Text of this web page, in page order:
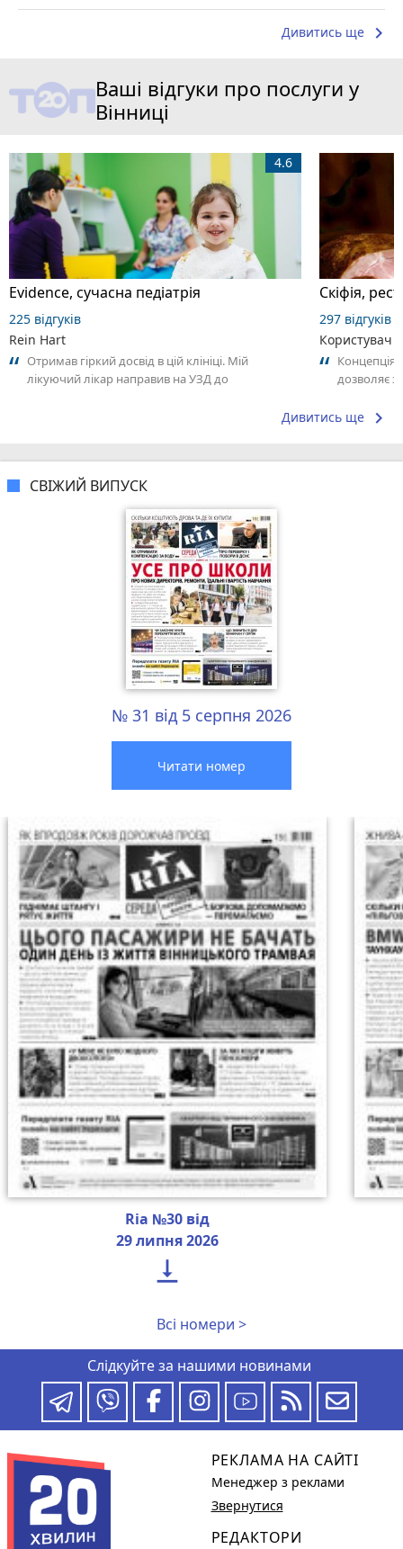
Дивитись ще keyboard_arrow_right
Ваші відгуки про послуги у
Вінниці
Evidence, сучасна педіатрія
4.6
225 відгуків
Rein Hart
Отримав гіркий досвід в цій клініці. Мій
лікуючий лікар направив на УЗД до
Скіфія,
297 відгуків
Користувач
дозволяє
Дивитись ще keyboard_arrow_right
СВІЖИЙ ВИПУСК
№ 31 від 5 серпня 2026
Читати номер
Ria №30 від
29 липня 2026

Всі номери >
Слідкуйте за нашими новинами
РЕКЛАМА НА САЙТІ
Менеджер з реклами
Звернутися
РЕДАКТОРИ